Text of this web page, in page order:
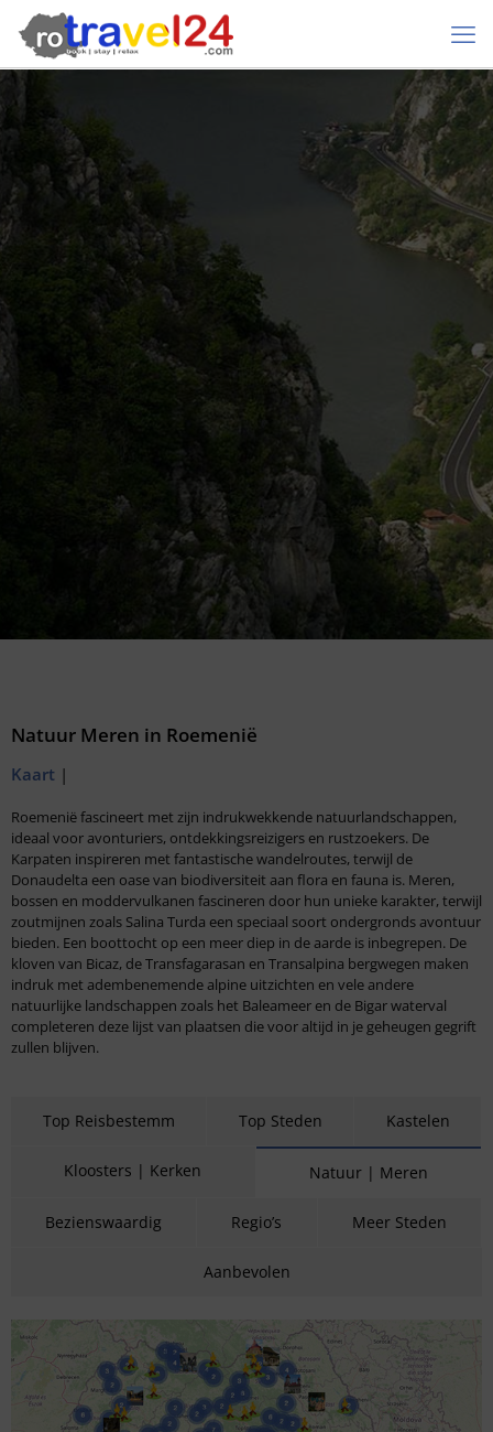
Natuur Meren in Roemenië
Kaart |
Roemenië fascineert met zijn indrukwekkende natuurlandschappen,
ideaal voor avonturiers, ontdekkingsreizigers en rustzoekers. De
Karpaten inspireren met fantastische wandelroutes, terwijl de
Donaudelta een oase van biodiversiteit aan flora en fauna is. Meren,
bossen en moddervulkanen fascineren door hun unieke karakter, terwijl
zoutmijnen zoals Salina Turda een speciaal soort ondergronds avontuur
bieden. Een boottocht op een meer diep in de aarde is inbegrepen. De
kloven van Bicaz, de Transfagarasan en Transalpina bergwegen maken
indruk met adembenemende alpine uitzichten en vele andere
natuurlijke landschappen zoals het Baleameer en de Bigar waterval
completeren deze lijst van plaatsen die voor altijd in je geheugen gegrift
zullen blijven.
Top Reisbestemm Top Steden Kastelen
Kloosters | Kerken Natuur | Meren
Bezienswaardig Regio’s Meer Steden
Aanbevolen